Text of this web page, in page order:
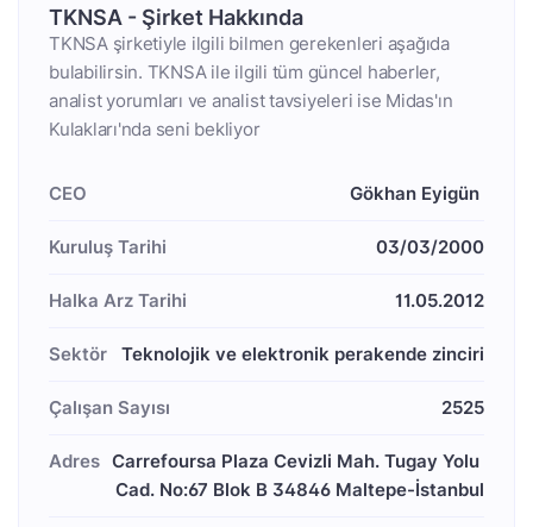
TKNSA - Şirket Hakkında
TKNSA şirketiyle ilgili bilmen gerekenleri aşağıda
bulabilirsin. TKNSA ile ilgili tüm güncel haberler,
analist yorumları ve analist tavsiyeleri ise Midas'ın
Kulakları'nda seni bekliyor
CEO Gökhan Eyigün
Kuruluş Tarihi 03/03/2000
Halka Arz Tarihi 11.05.2012
Sektör Teknolojik ve elektronik perakende zinciri
Çalışan Sayısı 2525
Adres Carrefoursa Plaza Cevizli Mah. Tugay Yolu
Cad. No:67 Blok B 34846 Maltepe-İstanbul